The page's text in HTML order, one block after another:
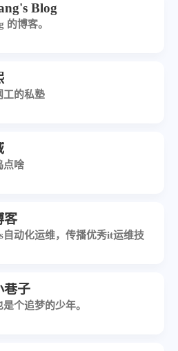
Blog
的博客。
工的私塾
点啥
客
自动化运维，传播优秀it运维技
巷子
个追梦的少年。